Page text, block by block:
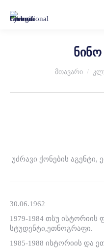
ნინო
მთავარი
უძრავი ქონების
30.06.1962
1979-1984 თსუ ისტორიის
სტუდენტი,ეთნოგრაფი.
1985-1988 ისტორიის და